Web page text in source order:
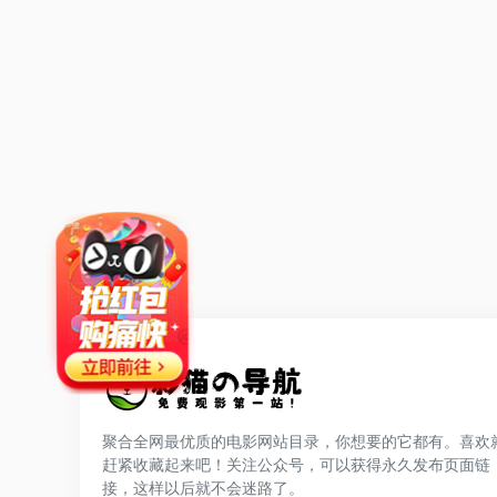
聚合全网最优质的电影网站目录，你想要的它都有。喜欢
赶紧收藏起来吧！关注公众号，可以获得永久发布页面链
接，这样以后就不会迷路了。